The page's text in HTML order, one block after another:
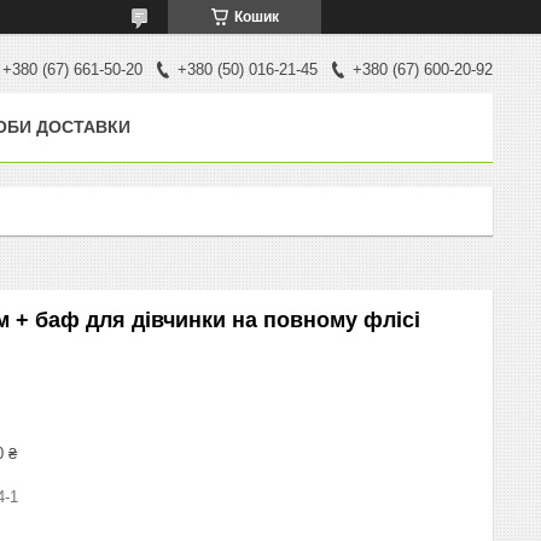
Кошик
+380 (67) 661-50-20 +380 (50) 016-21-45 +380 (67) 600-20-92
ДОСТАВКИ
баф для дівчинки на повному флісі
₴
1